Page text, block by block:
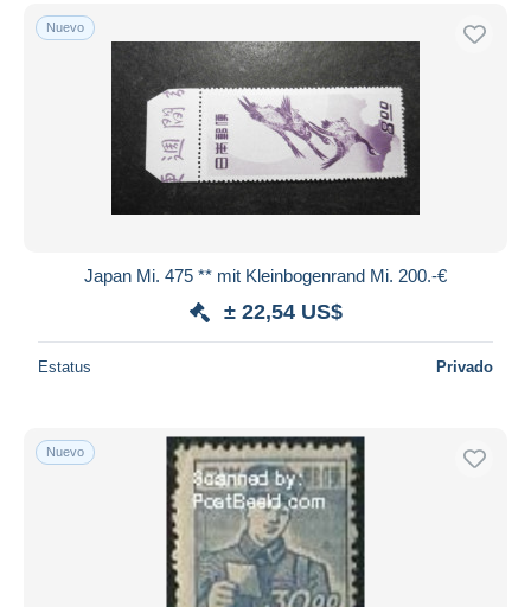
Nuevo
Japan Mi. 475 ** mit Kleinbogenrand Mi. 200.-€
± 22,54 US$
Estatus Privado
Nuevo